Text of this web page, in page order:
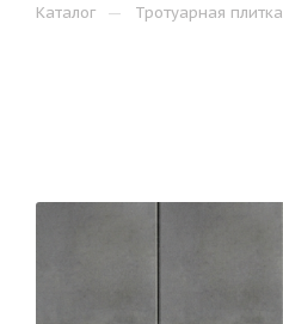
Каталог — Тротуарная плитка